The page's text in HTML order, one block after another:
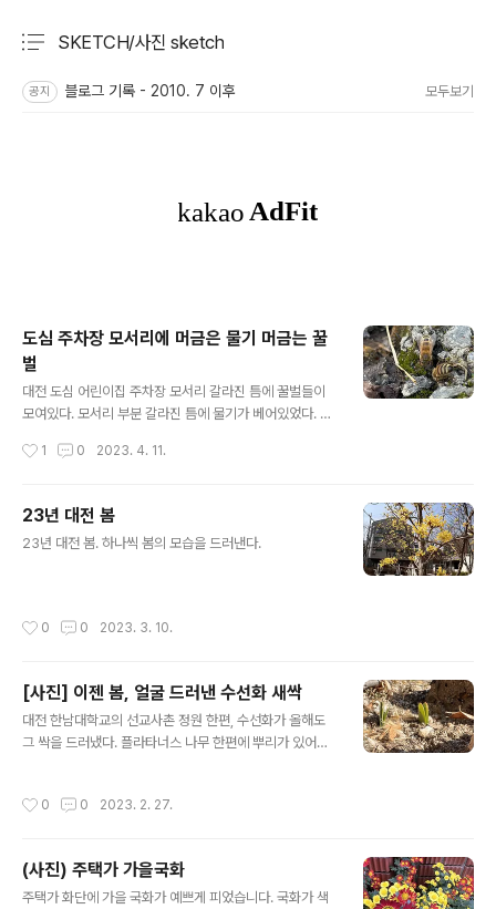
SKETCH/사진 sketch
공지 블로그 기록 - 2010. 7 이후 모두보기
도심 주차장 모서리에 머금은 물기 머금는 꿀
벌
대전 도심 어린이집 주차장 모서리 갈라진 틈에 꿀벌들이
모여있다. 모서리 부분 갈라진 틈에 물기가 베어있었다. 그
게는 좋은 장소가 된 것 같다. 꿀벌에서 있어 수분은 애벌레
에 한참을 쳐다보았다.
1 0 2023. 4. 11.
23년 대전 봄
23년 대전 봄. 하나씩 봄의 모습을 드러낸다.
0 0 2023. 3. 10.
[사진] 이젠 봄, 얼굴 드러낸 수선화 새싹
대전 한남대학교의 선교사촌 정원 한편, 수선화가 올해도
그 싹을 드러냈다. 플라타너스 나무 한편에 뿌리가 있어서
찾지는 않는 조용한 곳이다. 그러나 때가 되면 찾는 이에게
0 0 2023. 2. 27.
(사진) 주택가 가을국화
주택가 화단에 가을 국화가 예쁘게 피었습니다. 국화가 색